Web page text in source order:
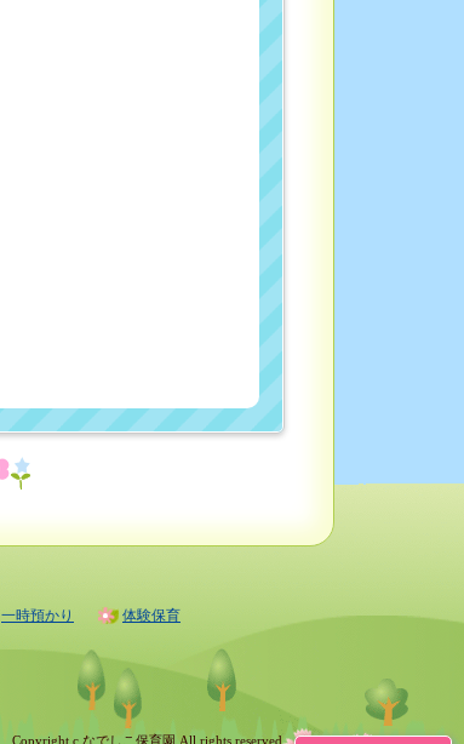
一時預かり 体験保育
Copyright c なでしこ保育園 All rights reserved.